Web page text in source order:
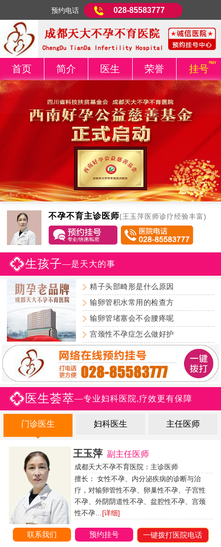
预约电话 028-85583777
首页 简介 医生 荣誉 挂号
不孕不育主诊医师(王玉萍医师诊疗经验丰富)
生孩子—是天大的事
精子头部畸形是什么原因
输卵管积水常用的检查方
输卵管堵塞会不会腰疼呢
宫颈性不孕症怎么做好护
医生荟萃—专业妇科医院,疗效更有保障
门诊医生 妇科医生 主任医师
王玉萍 副主任医师
成都天大不孕不育医院：主诊医师
擅长： 女性不孕、内分泌疾病的诊断与治
疗，对输卵管性不孕、卵巢性不孕、子宫性
不孕、外阴阴道性不孕、盆腔性不孕、宫颈
性不孕… [详细]
联系我们 预约挂号 一键拨打医院电话